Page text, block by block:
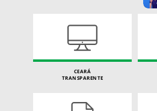
CEARÁ
TRANSPARENTE